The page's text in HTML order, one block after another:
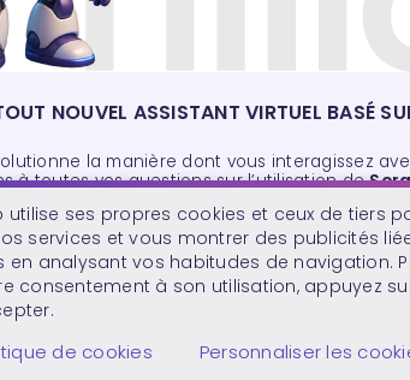
NOUVEL ASSISTANT VIRTUEL BASÉ
la manière dont vous interagissez
à toutes vos questions sur l’utilisation de
une réponse du support : l’IA de
pour apprendre à encaisser un client,
IAintégré àSora Caisse POSvous fait
Caisse POS,Tillio
représente une nouvelle
utilise ses propres cookies et ceux de tiers
services et vous montrer des publicités
en analysant vos habitudes de navigation.
consentement à son utilisation, appuyez
de cookies Personnaliser les